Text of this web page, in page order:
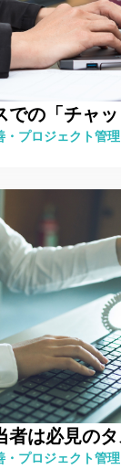
・プロジェクト管理
・プロジェクト管理